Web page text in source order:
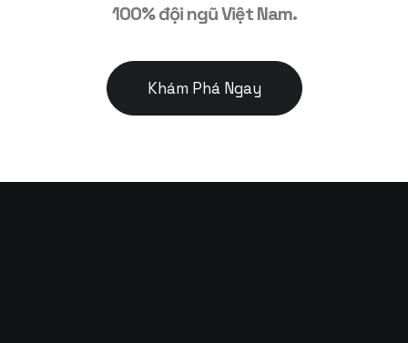
100% đội ngũ Việt Nam.
Khám Phá Ngay